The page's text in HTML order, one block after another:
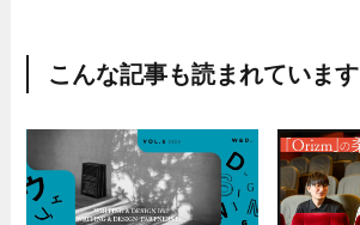
こんな記事も読まれています